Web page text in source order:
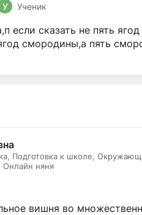
У Ученик
если сказать не пять
смородины,а пять
Подготовка к школе,
Онлайн няня
вишня во